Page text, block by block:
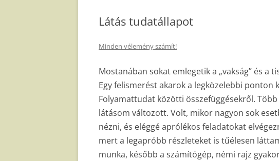
Látás tudatállapot
Minden vélemény számít!
Mostanában sokat emlegetik a „vakság” és a
Egy felismerést akarok a legközelebbi ponton
Folyamattudat közötti összefüggésekről.
látásom változott. Volt, mikor nagyon sok
nézni, és eléggé aprólékos feladatokat
mert a legapróbb részleteket is tűélesen
munka, később a számítógép, némi rajz